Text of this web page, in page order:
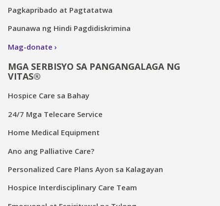
Pagkapribado at Pagtatatwa
Paunawa ng Hindi Pagdidiskrimina
Mag-donate
MGA SERBISYO SA PANGANGALAGA NG
VITAS®
Hospice Care sa Bahay
24/7 Mga Telecare Service
Home Medical Equipment
Ano ang Palliative Care?
Personalized Care Plans Ayon sa Kalagayan
Hospice Interdisciplinary Care Team